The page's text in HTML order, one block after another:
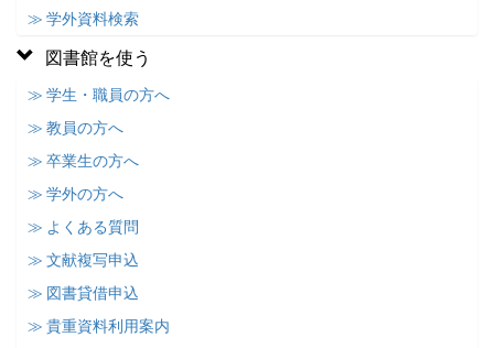
≫ 学外資料検索
図書館を使う
≫ 学生・職員の方へ
≫ 教員の方へ
≫ 卒業生の方へ
≫ 学外の方へ
≫ よくある質問
≫ 文献複写申込
≫ 図書貸借申込
≫ 貴重資料利用案内